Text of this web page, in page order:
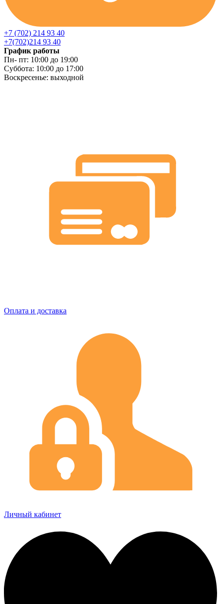
+7 (702) 214 93 40
+7(702)214 93 40
График работы
Пн- пт: 10:00 до 19:00
Суббота: 10:00 до 17:00
Воскресенье: выходной
Оплата и доставка
Личный кабинет